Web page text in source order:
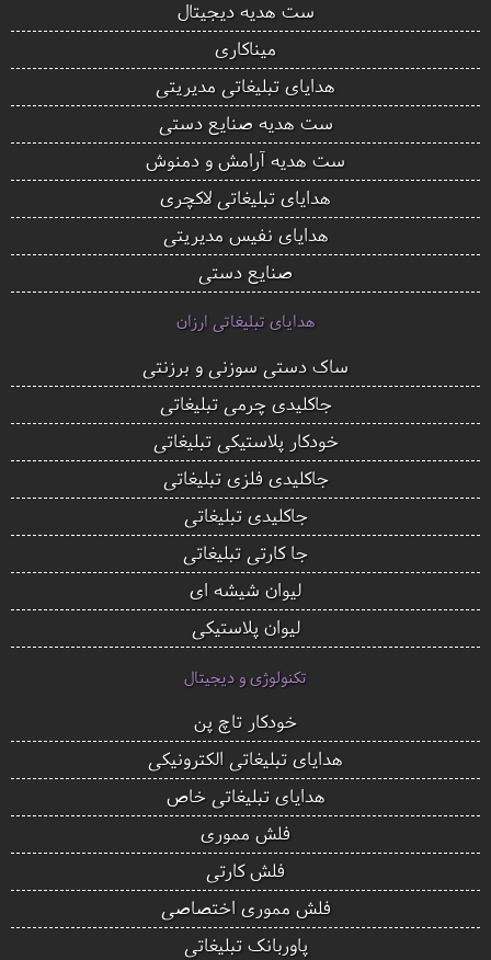
ست هدیه دیجیتال
میناکاری
هدایای تبلیغاتی مدیریتی
ست هدیه صنایع دستی
ست هدیه آرامش و دمنوش
هدایای تبلیغاتی لاکچری
هدایای نفیس مدیریتی
صنایع دستی
هدایای تبلیغاتی ارزان
ساک دستی سوزنی و برزنتی
جاکلیدی چرمی تبلیغاتی
خودکار پلاستیکی تبلیغاتی
جاکلیدی فلزی تبلیغاتی
جاکلیدی تبلیغاتی
جا کارتی تبلیغاتی
لیوان شیشه ای
لیوان پلاستیکی
تکنولوژی و دیجیتال
خودکار تاچ پن
هدایای تبلیغاتی الکترونیکی
هدایای تبلیغاتی خاص
فلش مموری
فلش کارتی
فلش مموری اختصاصی
پاوربانک تبلیغاتی